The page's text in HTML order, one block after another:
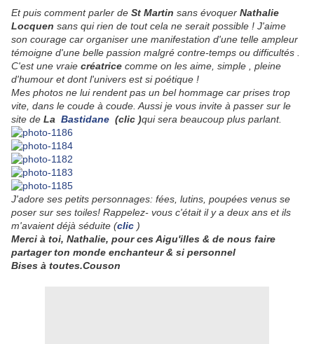
Et puis comment parler de St Martin sans évoquer Nathalie
Locquen sans qui rien de tout cela ne serait possible ! J'aime
son courage car organiser une manifestation d'une telle ampleur
témoigne d'une belle passion malgré contre-temps ou difficultés .
C'est une vraie créatrice comme on les aime, simple , pleine
d'humour et dont l'univers est si poétique !
Mes photos ne lui rendent pas un bel hommage car prises trop
vite, dans le coude à coude. Aussi je vous invite à passer sur le
site de La Bastidane (clic )qui sera beaucoup plus parlant.
J'adore ses petits personnages: fées, lutins, poupées venus se
poser sur ses toiles! Rappelez- vous c'était il y a deux ans et ils
m'avaient déjà séduite (clic )
Merci à toi, Nathalie, pour ces Aigu'illes & de nous faire
partager ton monde enchanteur & si personnel
Bises à toutes.Couson